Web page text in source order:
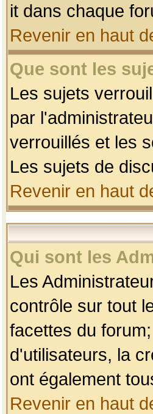
it dans chaque
Revenir en haut
Que sont les
Les sujets
par
verrouillés et les
Les sujets de
Revenir en haut
Qui sont les
Les
contrôle sur tout
facettes du
d'utilisateurs, la
ont également
Revenir en haut